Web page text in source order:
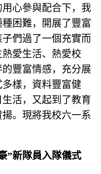
心參與配合下，我
困難，開展了豐富
們過了一個充實而
愛生活、熱愛校
豐富情感，充分展
樣，資料豐富健
活，又起到了教育
。現將我校六一系
”新隊員入隊儀式